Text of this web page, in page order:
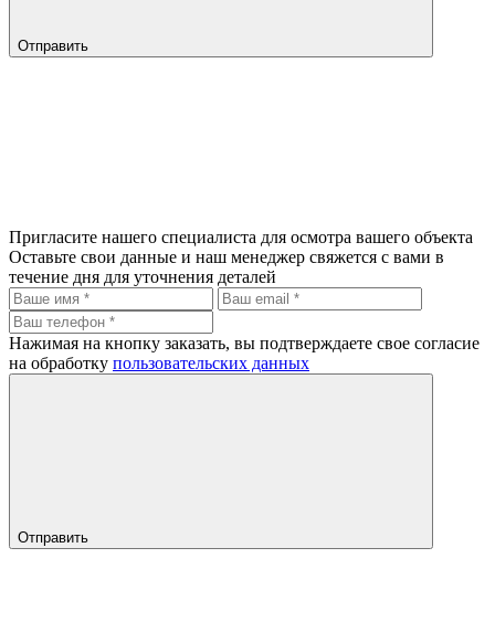
Отправить
Пригласите нашего специалиста для осмотра вашего объекта
Оставьте свои данные и наш менеджер свяжется с вами в
течение дня для уточнения деталей
Нажимая на кнопку заказать, вы подтверждаете свое согласие
на обработку пользовательских данных
Отправить